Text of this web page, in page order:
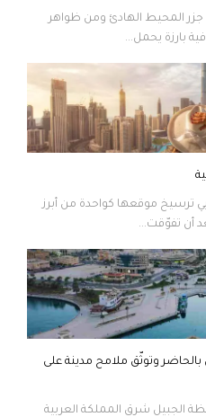
جزر المحيط الهادئ ومن ظواهر
بارزة يحمل...
إمارة دبي ترسيخ موقعها كواحدة من أبرز
أن تفوّقت...
بالحاضر وتوثّق ملامح مدينة على
الجبيل شرق المملكة العربية